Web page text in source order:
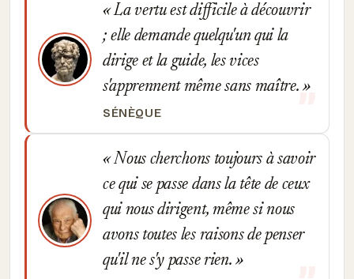
La vertu est difficile à découvrir
; elle demande quelqu'un qui la
dirige et la guide, les vices
s'apprennent même sans maître.
SÉNÈQUE
Nous cherchons toujours à savoir
ce qui se passe dans la tête de ceux
qui nous dirigent, même si nous
avons toutes les raisons de penser
qu'il ne s'y passe rien.